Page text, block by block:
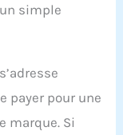
simple
payer pour une
marque. Si